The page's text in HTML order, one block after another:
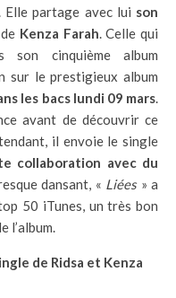
Elle partage avec lui son
Kenza Farah. Celle qui
cinquième album
sur le prestigieux album
les bacs lundi 09 mars.
avant de découvrir ce
il envoie le single
collaboration avec du
dansant, « Liées» a
50 iTunes, un très bon
l’album.
de Ridsa et Kenza